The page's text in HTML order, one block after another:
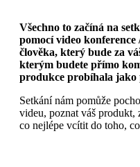
Všechno to začíná na
pomocí video
člověka, který bude za
kterým budete přímo
produkce probíhala jako
Setkání nám pomůže
videu, poznat váš produkt,
co nejlépe vcítit do toho,